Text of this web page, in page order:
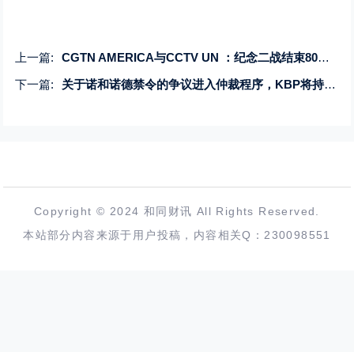
上一篇:
CGTN AMERICA与CCTV UN ：纪念二战结束80周年的“Echoes of Peace”活动
下一篇:
关于诺和诺德禁令的争议进入仲裁程序，KBP将持续抗辩
Copyright © 2024 和同财讯 All Rights Reserved.
本站部分内容来源于用户投稿，内容相关Q：230098551